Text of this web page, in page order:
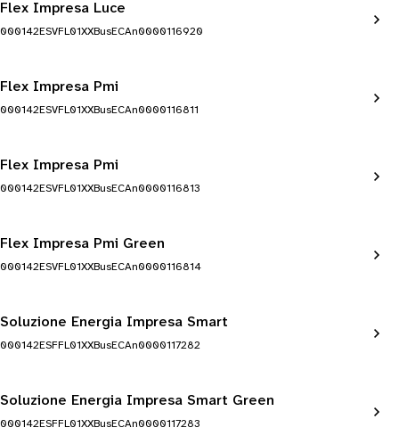
Flex Impresa Luce
000142ESVFL01XXBusECAn0000116920
Flex Impresa Pmi
000142ESVFL01XXBusECAn0000116811
Flex Impresa Pmi
000142ESVFL01XXBusECAn0000116813
Flex Impresa Pmi Green
000142ESVFL01XXBusECAn0000116814
Soluzione Energia Impresa Smart
000142ESFFL01XXBusECAn0000117282
Soluzione Energia Impresa Smart Green
000142ESFFL01XXBusECAn0000117283